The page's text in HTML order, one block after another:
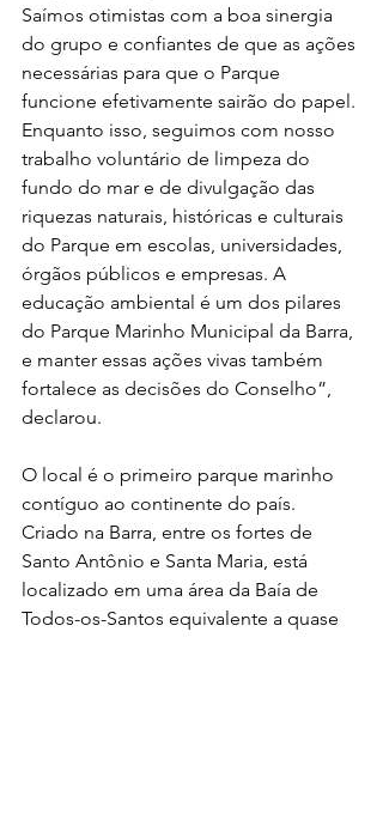
Saímos otimistas com a boa sinergia
do grupo e confiantes de que as ações
necessárias para que o Parque
funcione efetivamente sairão do papel.
Enquanto isso, seguimos com nosso
trabalho voluntário de limpeza do
fundo do mar e de divulgação das
riquezas naturais, históricas e culturais
do Parque em escolas, universidades,
órgãos públicos e empresas. A
educação ambiental é um dos pilares
do Parque Marinho Municipal da Barra,
e manter essas ações vivas também
fortalece as decisões do Conselho”,
declarou.
O local é o primeiro parque marinho
contíguo ao continente do país.
Criado na Barra, entre os fortes de
Santo Antônio e Santa Maria, está
localizado em uma área da Baía de
Todos-os-Santos equivalente a quase